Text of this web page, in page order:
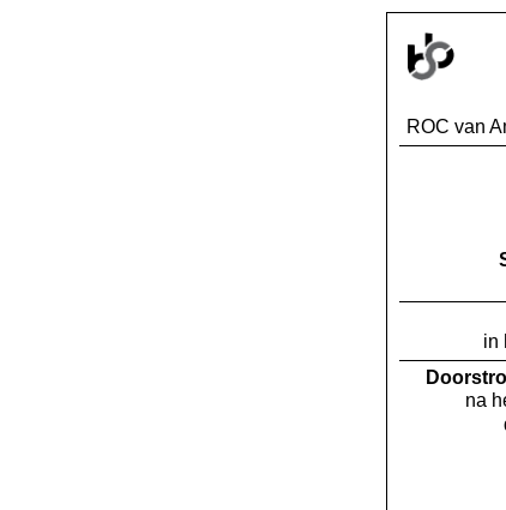
ROC van
in
na